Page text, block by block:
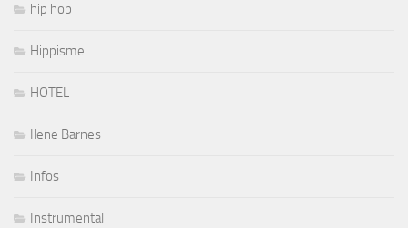
hip hop
Hippisme
HOTEL
Ilene Barnes
Infos
Instrumental